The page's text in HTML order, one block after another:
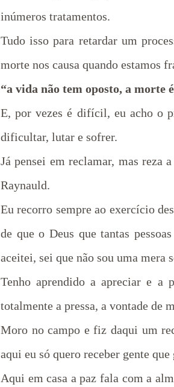
inúmeros tratamentos.
Tudo isso para retardar um
morte nos causa quando estamos
“a vida não tem oposto, a morte
E, por vezes é difícil, eu acho o
dificultar, lutar e sofrer.
Já pensei em reclamar, mas reza
Raynauld.
Eu recorro sempre ao exercício
de que o Deus que tantas
aceitei, sei que não sou uma mera
Tenho aprendido a apreciar e a
totalmente a pressa, a vontade de
Moro no campo e fiz daqui um
aqui eu só quero receber gente
Aqui em casa a paz fala com a